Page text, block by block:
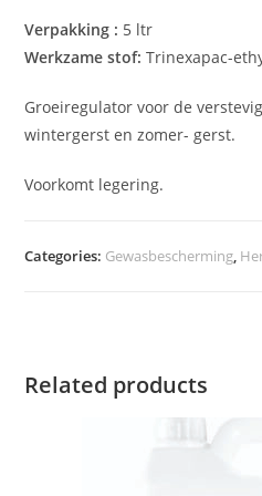
Verpakking : 5 ltr
Werkzame stof: Trinexapac-
Groeiregulator voor de
wintergerst en zomer- gerst.
Voorkomt legering.
Categories: Gewasbescherming,
Related products